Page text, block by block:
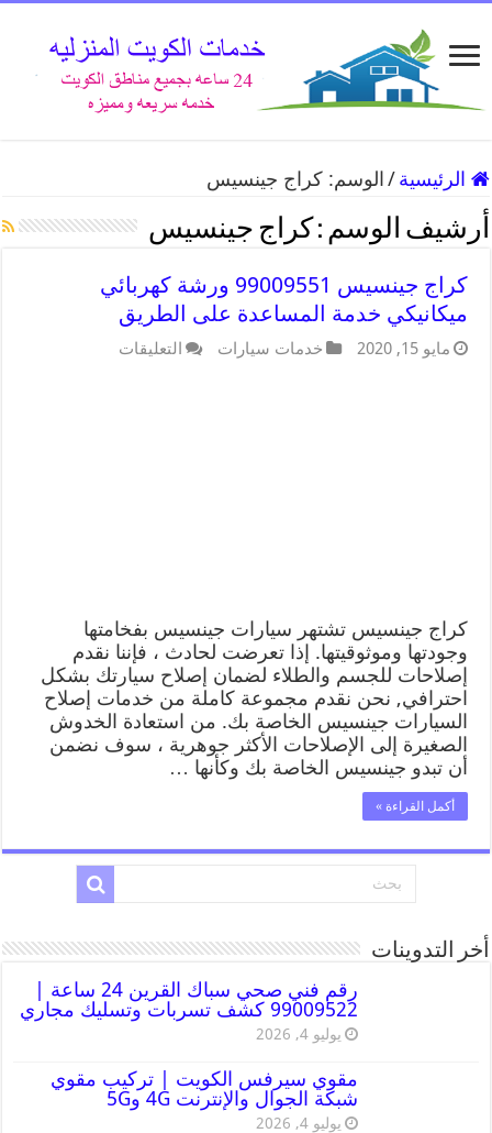
الرئيسية / الوسم:كراج جينسيس
أرشيف الوسم : كراج جينسيس
كراج جينسيس 99009551 ورشة كهربائي
ميكانيكي خدمة المساعدة على الطريق
مايو 15, 2020 خدمات سيارات التعليقات
كراج جينسيس تشتهر سيارات جينسيس بفخامتها
وجودتها وموثوقيتها. إذا تعرضت لحادث ، فإننا نقدم
إصلاحات للجسم والطلاء لضمان إصلاح سيارتك بشكل
احترافي, نحن نقدم مجموعة كاملة من خدمات إصلاح
السيارات جينسيس الخاصة بك. من استعادة الخدوش
الصغيرة إلى الإصلاحات الأكثر جوهرية ، سوف نضمن
أن تبدو جينسيس الخاصة بك وكأنها …
أكمل القراءة »
أخر التدوينات
رقم فني صحي سباك القرين 24 ساعة |
99009522 كشف تسربات وتسليك مجاري
يوليو 4, 2026
مقوي سيرفس الكويت | تركيب مقوي
شبكة الجوال والإنترنت 4G و5G
يوليو 4, 2026